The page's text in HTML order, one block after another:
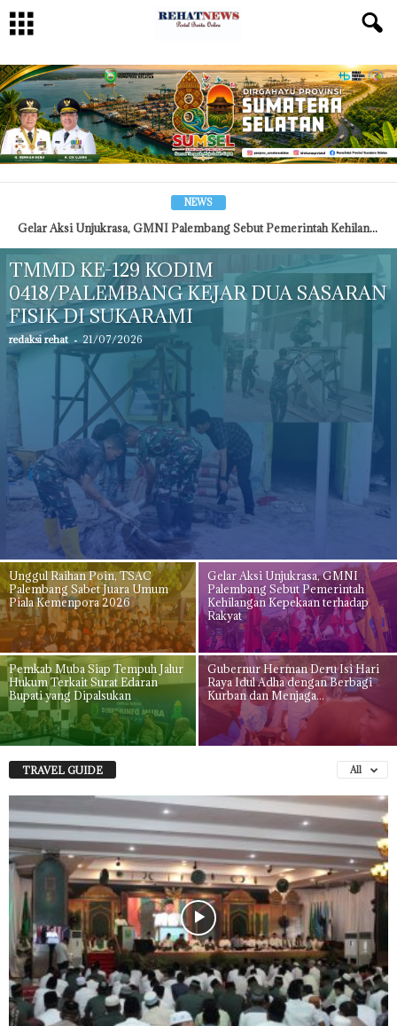
NEWS
Gelar Aksi Unjukrasa, GMNI Palembang Sebut Pemerintah Kehilangan Kepekaan terhadap Rakyat
TMMD KE-129 KODIM
0418/PALEMBANG KEJAR DUA SASARAN
FISIK DI SUKARAMI
redaksi rehat - 21/07/2026
Unggul Raihan Poin, TSAC
Palembang Sabet Juara Umum
Piala Kemenpora 2026
Gelar Aksi Unjukrasa, GMNI
Palembang Sebut Pemerintah
Kehilangan Kepekaan terhadap
Rakyat
Pemkab Muba Siap Tempuh Jalur
Hukum Terkait Surat Edaran
Bupati yang Dipalsukan
Gubernur Herman Deru Isi Hari
Raya Idul Adha dengan Berbagi
Kurban dan Menjaga...
TRAVEL GUIDE All